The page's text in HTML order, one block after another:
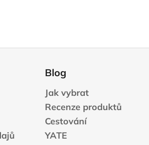
Blog
Jak vybrat
Recenze produktů
Cestování
YATE